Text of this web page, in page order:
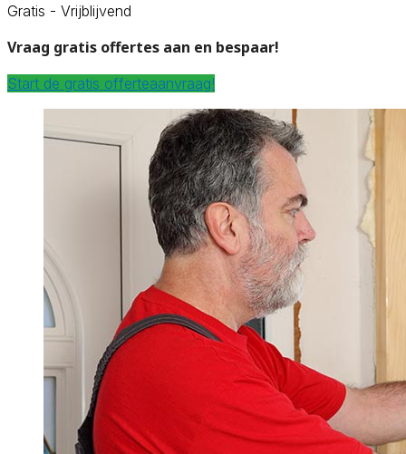
Gratis - Vrijblijvend
Vraag gratis offertes aan en bespaar!
Start de gratis offerteaanvraag!